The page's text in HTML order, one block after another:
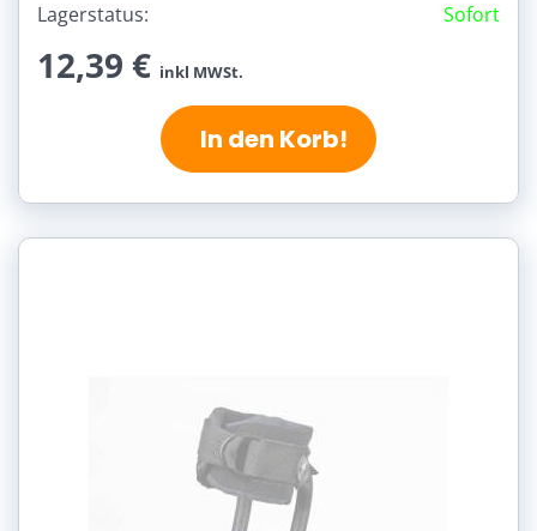
Lagerstatus: Sofort
12,39 € inkl MWSt.
In den Korb!